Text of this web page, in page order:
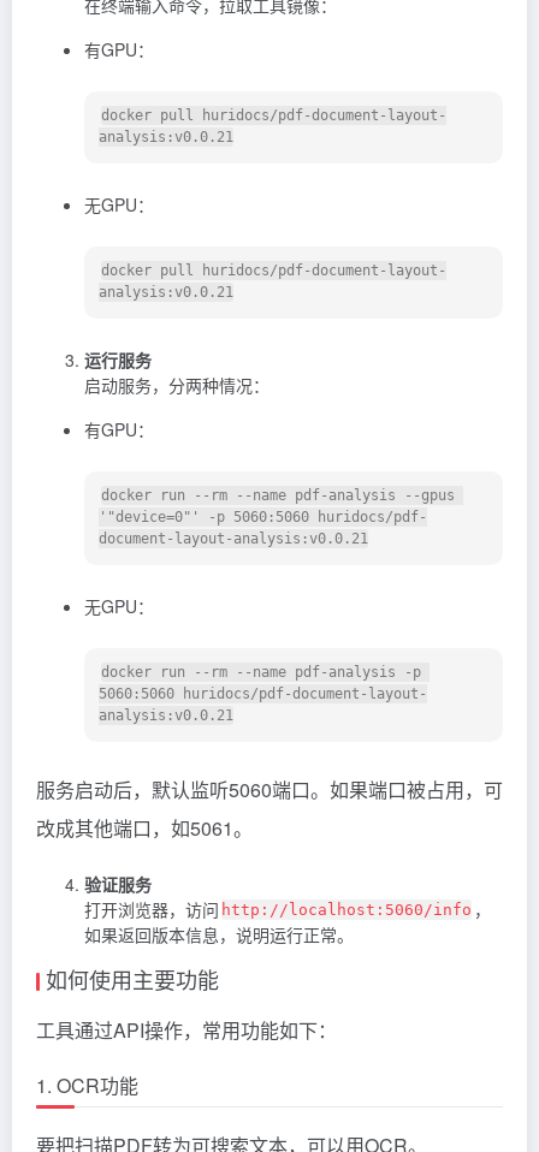
有GPU：
docker pull huridocs/pdf-document-layout-
无GPU：
docker pull huridocs/pdf-document-layout-
运行服务
启动服务，分两种情况：
有GPU：
docker run --rm --name pdf-analysis --gpus
'"device=0"' -p 5060:5060 huridocs/pdf-
无GPU：
docker run --rm --name pdf-analysis -p
5060:5060 huridocs/pdf-document-layout-
服务启动后，默认监听5060端口。如果端口被占用，可
改成其他端口，如5061。
验证服务
打开浏览器，访问 http://localhost:5060/info ，
如果返回版本信息，说明运行正常。
如何使用主要功能
工具通过API操作，常用功能如下：
1. OCR功能
要把扫描PDF转为可搜索文本，可以用OCR。